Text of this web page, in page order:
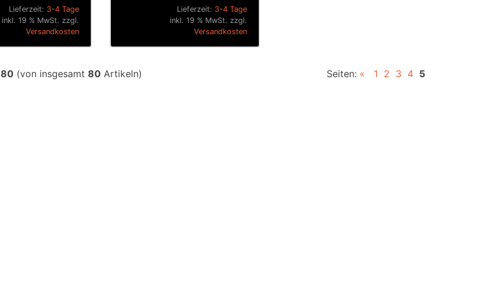
Lieferzeit: 3-4 Tage
inkl. 19 % MwSt. zzgl.
Versandkosten
Lieferzeit: 3-4 Tage
inkl. 19 % MwSt. zzgl.
Versandkosten
80 (von insgesamt 80 Artikeln) Seiten: « 1 2 3 4 5